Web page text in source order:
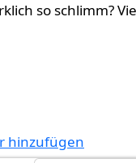
so schlimm?
hinzufügen